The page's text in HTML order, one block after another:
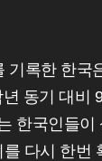
기록한 한국
동기 대비
한국인들
다시 한번